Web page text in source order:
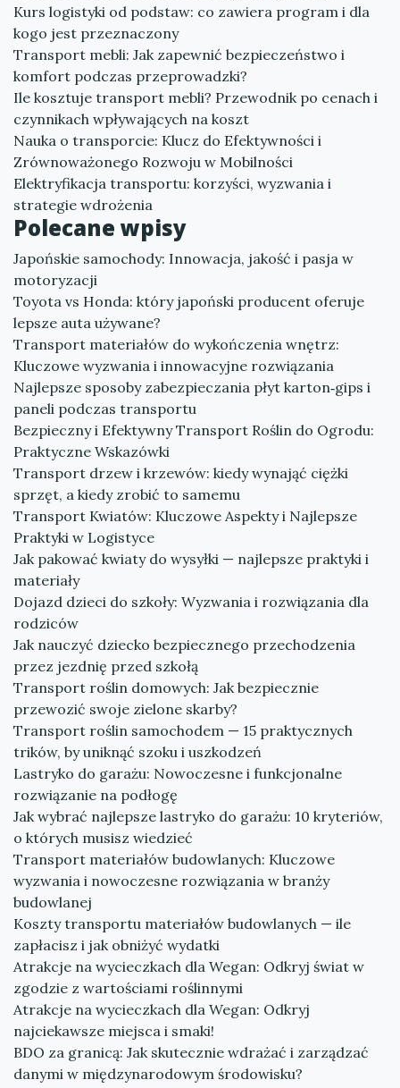
Kurs logistyki od podstaw: co zawiera program i dla
kogo jest przeznaczony
Transport mebli: Jak zapewnić bezpieczeństwo i
komfort podczas przeprowadzki?
Ile kosztuje transport mebli? Przewodnik po cenach i
czynnikach wpływających na koszt
Nauka o transporcie: Klucz do Efektywności i
Zrównoważonego Rozwoju w Mobilności
Elektryfikacja transportu: korzyści, wyzwania i
strategie wdrożenia
Polecane wpisy
Japońskie samochody: Innowacja, jakość i pasja w
motoryzacji
Toyota vs Honda: który japoński producent oferuje
lepsze auta używane?
Transport materiałów do wykończenia wnętrz:
Kluczowe wyzwania i innowacyjne rozwiązania
Najlepsze sposoby zabezpieczania płyt karton‑gips i
paneli podczas transportu
Bezpieczny i Efektywny Transport Roślin do Ogrodu:
Praktyczne Wskazówki
Transport drzew i krzewów: kiedy wynająć ciężki
sprzęt, a kiedy zrobić to samemu
Transport Kwiatów: Kluczowe Aspekty i Najlepsze
Praktyki w Logistyce
Jak pakować kwiaty do wysyłki — najlepsze praktyki i
materiały
Dojazd dzieci do szkoły: Wyzwania i rozwiązania dla
rodziców
Jak nauczyć dziecko bezpiecznego przechodzenia
przez jezdnię przed szkołą
Transport roślin domowych: Jak bezpiecznie
przewozić swoje zielone skarby?
Transport roślin samochodem — 15 praktycznych
trików, by uniknąć szoku i uszkodzeń
Lastryko do garażu: Nowoczesne i funkcjonalne
rozwiązanie na podłogę
Jak wybrać najlepsze lastryko do garażu: 10 kryteriów,
o których musisz wiedzieć
Transport materiałów budowlanych: Kluczowe
wyzwania i nowoczesne rozwiązania w branży
budowlanej
Koszty transportu materiałów budowlanych — ile
zapłacisz i jak obniżyć wydatki
Atrakcje na wycieczkach dla Wegan: Odkryj świat w
zgodzie z wartościami roślinnymi
Atrakcje na wycieczkach dla Wegan: Odkryj
najciekawsze miejsca i smaki!
BDO za granicą: Jak skutecznie wdrażać i zarządzać
danymi w międzynarodowym środowisku?